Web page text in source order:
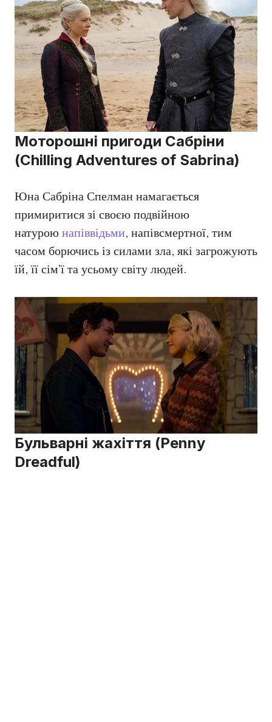
Моторошні пригоди Сабріни
(Chilling Adventures of Sabrina)
Юна Сабріна Спелман намагається
примиритися зі своєю подвійною
натуроюнапіввідьми, напівсмертної, тим
часом борючись із силами зла, які загрожують
їй, її сім’ї та усьому світу людей.
Бульварні жахіття (Penny
Dreadful)